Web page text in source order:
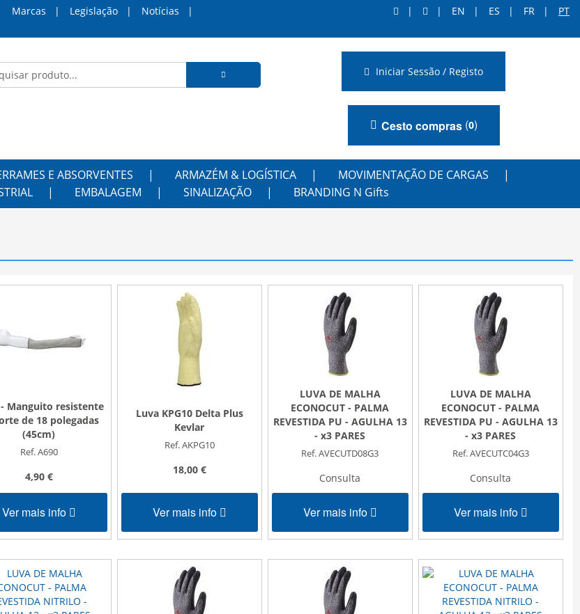
Marcas Legislação
Notícias
EN ES FR PT
Iniciar Sessão / Registo
Cesto compras(0)
E ABSORVENTES ARMAZÉM & LOGÍSTICA
MOVIMENTAÇÃO DE CARGAS
EMBALAGEM SINALIZAÇÃO BRANDING N Gifts
Manguito resistente
de 18 polegadas
(45cm)
Ref. A690
4,90 €
Ver mais info
Luva KPG10 Delta Plus
Kevlar
Ref. AKPG10
18,00 €
Ver mais info
LUVA DE MALHA
ECONOCUT - PALMA
REVESTIDA PU - AGULHA 13
- x3 PARES
Ref. AVECUTD08G3
Consulta
Ver mais info
LUVA DE MALHA
ECONOCUT - PALMA
REVESTIDA PU - AGULHA 13
- x3 PARES
Ref. AVECUTC04G3
Consulta
Ver mais info